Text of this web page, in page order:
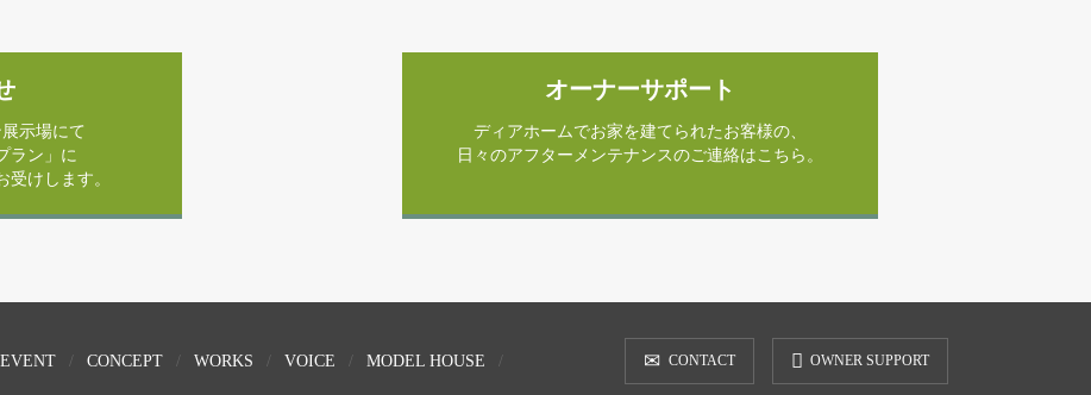
示場にて
ラン」に
けします。
オーナーサポート
ディアホームでお家を建てられたお客様の、
日々のアフターメンテナンスのご連絡はこちら。
EVENT CONCEPT WORKS VOICE MODEL HOUSE CONTACT OWNER SUPPORT